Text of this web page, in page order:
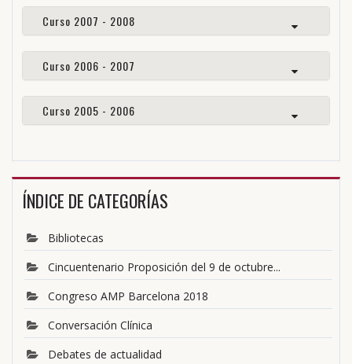
Curso 2007 - 2008
Curso 2006 - 2007
Curso 2005 - 2006
ÍNDICE DE CATEGORÍAS
Bibliotecas
Cincuentenario Proposición del 9 de octubre...
Congreso AMP Barcelona 2018
Conversación Clínica
Debates de actualidad